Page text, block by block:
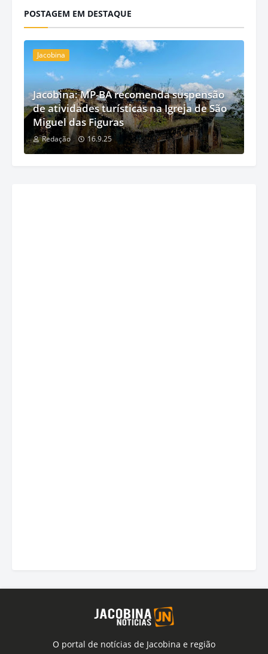
POSTAGEM EM DESTAQUE
Jacobina
Jacobina: MP-BA recomenda suspensão
de atividades turísticas na Igreja de São
Miguel das Figuras
Redação 16.9.25
O portal de notícias de Jacobina e região